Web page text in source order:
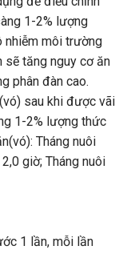
1-2% lượng
nhiễm môi trường
sẽ tăng nguy cơ ăn
phân đàn cao.
sau khi được vãi
1-2% lượng thức
Tháng nuôi
giờ; Tháng nuôi
1 lần, mỗi lần